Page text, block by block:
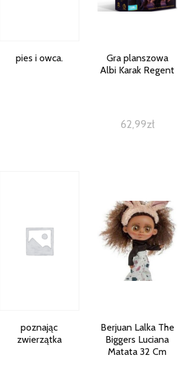
pies i owca.
Gra planszowa
Albi Karak Regent
62,99zł
poznając
zwierzątka
Berjuan Lalka The
Biggers Luciana
Matata 32 Cm